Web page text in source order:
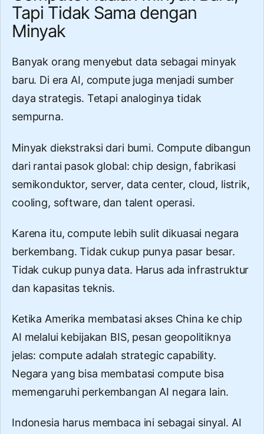
Tapi Tidak Sama dengan
Minyak
Banyak orang menyebut data sebagai minyak
baru. Di era AI, compute juga menjadi sumber
daya strategis. Tetapi analoginya tidak
sempurna.
Minyak diekstraksi dari bumi. Compute dibangun
dari rantai pasok global: chip design, fabrikasi
semikonduktor, server, data center, cloud, listrik,
cooling, software, dan talent operasi.
Karena itu, compute lebih sulit dikuasai negara
berkembang. Tidak cukup punya pasar besar.
Tidak cukup punya data. Harus ada infrastruktur
dan kapasitas teknis.
Ketika Amerika membatasi akses China ke chip
AI melalui kebijakan BIS, pesan geopolitiknya
jelas: compute adalah strategic capability.
Negara yang bisa membatasi compute bisa
memengaruhi perkembangan AI negara lain.
Indonesia harus membaca ini sebagai sinyal. AI